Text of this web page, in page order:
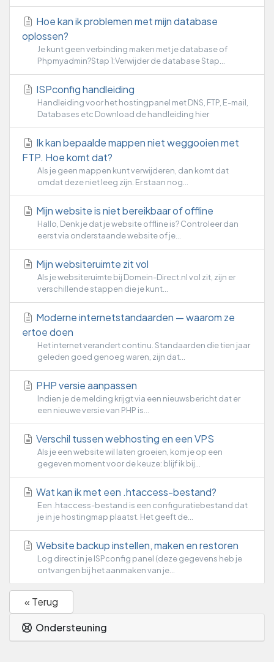
Hoe kan ik problemen met mijn database
oplossen?
Je kunt geen verbinding maken met je database of
Phpmyadmin?Stap 1:Verwijder de database Stap...
ISPconfig handleiding
Handleiding voor het hostingpanel met DNS, FTP, E-mail,
Databases etc Download de handleiding hier
Ik kan bepaalde mappen niet weggooien met
FTP. Hoe komt dat?
Als je geen mappen kunt verwijderen, dan komt dat
omdat deze niet leeg zijn. Er staan nog...
Mijn website is niet bereikbaar of offline
Hallo, Denk je dat je website offline is? Controleer dan
eerst via onderstaande website of je...
Mijn websiteruimte zit vol
Als je websiteruimte bij Domein-Direct.nl vol zit, zijn er
verschillende stappen die je kunt...
Moderne internetstandaarden — waarom ze
ertoe doen
Het internet verandert continu. Standaarden die tien jaar
geleden goed genoeg waren, zijn dat...
PHP versie aanpassen
Indien je de melding krijgt via een nieuwsbericht dat er
een nieuwe versie van PHP is...
Verschil tussen webhosting en een VPS
Als je een website wil laten groeien, kom je op een
gegeven moment voor de keuze: blijf ik bij...
Wat kan ik met een .htaccess-bestand?
Een .htaccess-bestand is een configuratiebestand dat
je in je hostingmap plaatst. Het geeft de...
Website backup instellen, maken en restoren
Log direct in je ISPconfig panel (deze gegevens heb je
ontvangen bij het aanmaken van je...
« Terug
Ondersteuning